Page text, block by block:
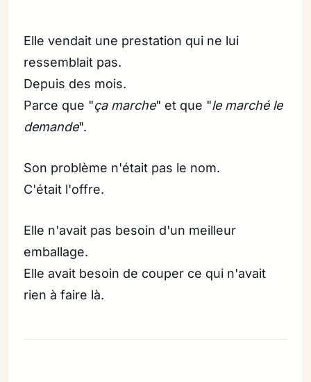
Elle vendait une prestation qui ne lui
ressemblait pas.
Depuis des mois.
Parce que "ça marche" et que "le marché le
demande".
Son problème n'était pas le nom.
C'était l'offre.
Elle n'avait pas besoin d'un meilleur
emballage.
Elle avait besoin de couper ce qui n'avait
rien à faire là.